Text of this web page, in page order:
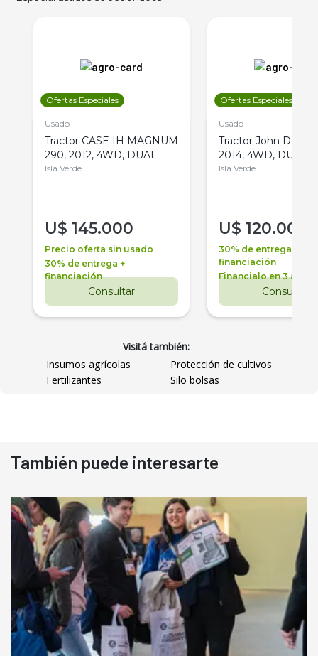
Ofertas Especiales
Usado
Tractor CASE IH MAGNUM
290, 2012, 4WD, DUAL
Isla Verde
U$ 145.000
Precio oferta sin usado
30% de entrega +
financiación
Consultar
Ofertas Especiales
Usado
Tractor John Deere
2014, 4WD, DUAL
Isla Verde
U$ 120.000
30% de entrega +
financiación
Financialo en 3 años
Consultar
Visitá también:
Insumos agrícolas
Protección de cultivos
Fertilizantes
Silo bolsas
También puede interesarte